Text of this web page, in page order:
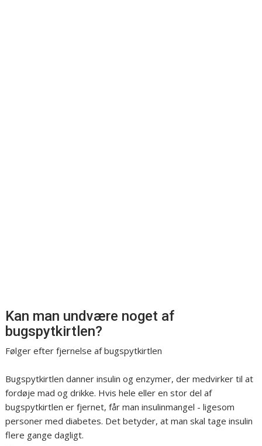
Kan man undvære noget af
bugspytkirtlen?
Følger efter fjernelse af bugspytkirtlen
Bugspytkirtlen danner insulin og enzymer, der medvirker til at
fordøje mad og drikke. Hvis hele eller en stor del af
bugspytkirtlen er fjernet, får man insulinmangel - ligesom
personer med diabetes. Det betyder, at man skal tage insulin
flere gange dagligt.